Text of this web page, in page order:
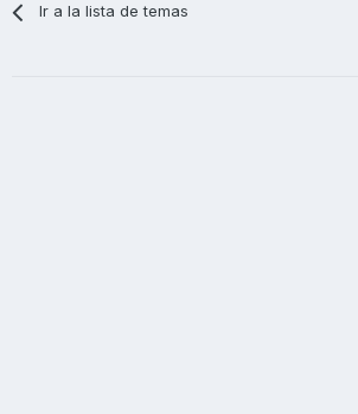
Ir a la lista de temas